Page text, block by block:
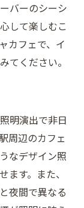
バーのシーシ
して楽しむこ
カフェで、イ
てください。
明演出で非日
周辺のカフェ
なデザイン照
ます。また、
夜間で異なる